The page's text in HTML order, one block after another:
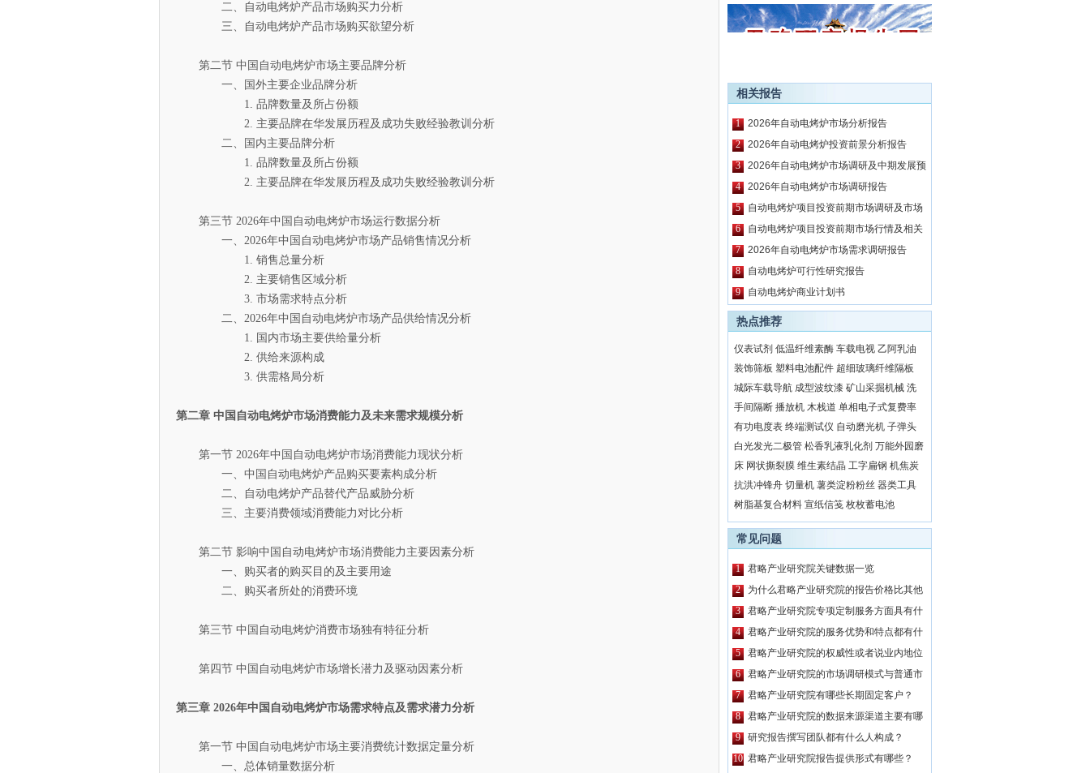
二、自动电烤炉产品市场购买力分析
三、自动电烤炉产品市场购买欲望分析
第二节 中国自动电烤炉市场主要品牌分析
一、国外主要企业品牌分析
1. 品牌数量及所占份额
2. 主要品牌在华发展历程及成功失败经验教训分析
二、国内主要品牌分析
1. 品牌数量及所占份额
2. 主要品牌在华发展历程及成功失败经验教训分析
第三节 2026年中国自动电烤炉市场运行数据分析
一、2026年中国自动电烤炉市场产品销售情况分析
1. 销售总量分析
2. 主要销售区域分析
3. 市场需求特点分析
二、2026年中国自动电烤炉市场产品供给情况分析
1. 国内市场主要供给量分析
2. 供给来源构成
3. 供需格局分析
第二章 中国自动电烤炉市场消费能力及未来需求规模分析
第一节 2026年中国自动电烤炉市场消费能力现状分析
一、中国自动电烤炉产品购买要素构成分析
二、自动电烤炉产品替代产品威胁分析
三、主要消费领域消费能力对比分析
第二节 影响中国自动电烤炉市场消费能力主要因素分析
一、购买者的购买目的及主要用途
二、购买者所处的消费环境
第三节 中国自动电烤炉消费市场独有特征分析
第四节 中国自动电烤炉市场增长潜力及驱动因素分析
第三章 2026年中国自动电烤炉市场需求特点及需求潜力分析
第一节 中国自动电烤炉市场主要消费统计数据定量分析
一、总体销量数据分析
相关报告
1
2026年自动电烤炉市场分析报告
2
2026年自动电烤炉投资前景分析报告
3
2026年自动电烤炉市场调研及中期发展预
测报告
4
2026年自动电烤炉市场调研报告
5
自动电烤炉项目投资前期市场调研及市场
前景预测报告
6
自动电烤炉项目投资前期市场行情及相关
技术调研报告
7
2026年自动电烤炉市场需求调研报告
8
自动电烤炉可行性研究报告
9
自动电烤炉商业计划书
热点推荐
仪表试剂 低温纤维素酶 车载电视 乙阿乳油
装饰筛板 塑料电池配件 超细玻璃纤维隔板
城际车载导航 成型波纹漆 矿山采掘机械 洗
手间隔断 播放机 木栈道 单相电子式复费率
有功电度表 终端测试仪 自动磨光机 子弹头
白光发光二极管 松香乳液乳化剂 万能外园磨
床 网状撕裂膜 维生素结晶 工字扁钢 机焦炭
抗洪冲锋舟 切量机 薯类淀粉粉丝 器类工具
树脂基复合材料 宣纸信笺 枚枚蓄电池
常见问题
1
君略产业研究院关键数据一览
2
为什么君略产业研究院的报告价格比其他
公司都要高？
3
君略产业研究院专项定制服务方面具有什
么特点？
4
君略产业研究院的服务优势和特点都有什
么？
5
君略产业研究院的权威性或者说业内地位
如何？
6
君略产业研究院的市场调研模式与普通市
场调研主要区别有哪些？
7
君略产业研究院有哪些长期固定客户？
8
君略产业研究院的数据来源渠道主要有哪
些？
9
研究报告撰写团队都有什么人构成？
10 君略产业研究院报告提供形式有哪些？